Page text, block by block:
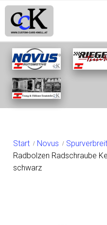
Start Novus
Radbolzen Radschraube
schwarz